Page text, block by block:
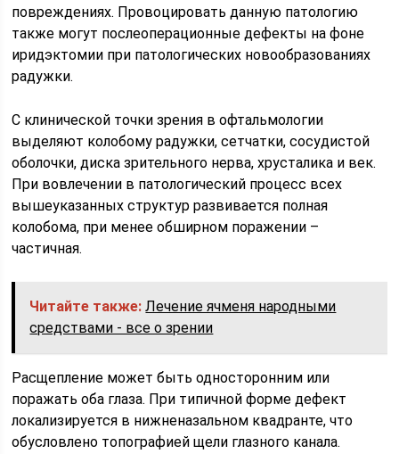
повреждениях. Провоцировать данную патологию
также могут послеоперационные дефекты на фоне
иридэктомии при патологических новообразованиях
радужки.
С клинической точки зрения в офтальмологии
выделяют колобому радужки, сетчатки, сосудистой
оболочки, диска зрительного нерва, хрусталика и век.
При вовлечении в патологический процесс всех
вышеуказанных структур развивается полная
колобома, при менее обширном поражении –
частичная.
Читайте также: Лечение ячменя народными
средствами - все о зрении
Расщепление может быть односторонним или
поражать оба глаза. При типичной форме дефект
локализируется в нижненазальном квадранте, что
обусловлено топографией щели глазного канала.